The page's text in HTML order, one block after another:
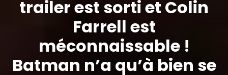
trailer est sorti et Colin
Farrell est
méconnaissable !
Batman n’a qu’à bien se